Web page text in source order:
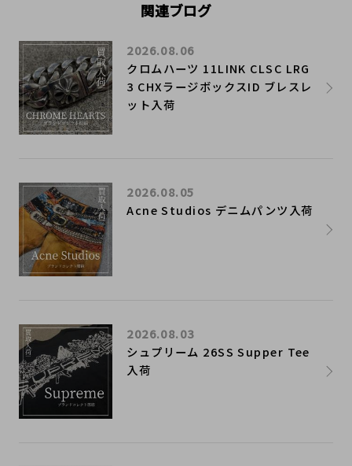
関連ブログ
クロムハーツ 11LINK CLSC LRG
3 CHXラージボックスID ブレスレ
ット入荷
2026.08.06
Acne Studios デニムパンツ入荷
2026.08.05
シュプリーム 26SS Supper Tee
入荷
2026.08.03